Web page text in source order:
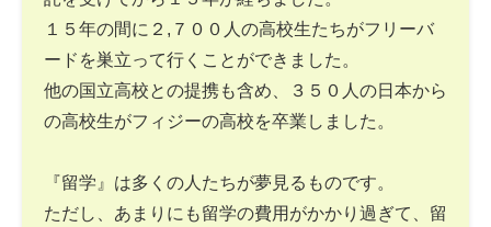
１５年の間に２,７００人の高校生たちがフリーバ
ードを巣立って行くことができました。
他の国立高校との提携も含め、３５０人の日本から
の高校生がフィジーの高校を卒業しました。
『留学』は多くの人たちが夢見るものです。
ただし、あまりにも留学の費用がかかり過ぎて、留